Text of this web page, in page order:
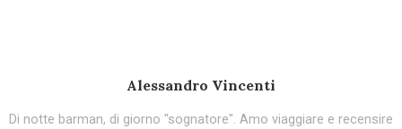
Alessandro Vincenti
Di notte barman, di giorno "sognatore". Amo viaggiare e recensire